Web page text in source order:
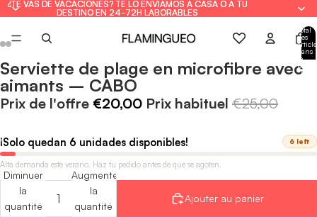
¿TE VAS DE VACACIONES? TE LO ENVIAMOS A CASA O A TU
DESTINO EN 24-72H LABORABLES
¿TE VAS DE VACACIONES? TE LO ENVIAMOS A CASA O A TU
DESTINO EN 24-72H LABORABLES
Total
des
dans
le
: 0
Ouvrir
l'image
en
Ouvrir
l'image
en
Ouvrir
l'image
en
Ouvrir
l'image
en
Ouvrir
l'image
en
Ouvrir
l'image
en
Ouvrir
l'image
en
Ouvrir
l'image
en
Serviette de plage en microfibre avec
aimants – CABO
Prix de l'offre €20,00 Prix habituel €25,00
¡Solo quedan 6 unidades disponibles! 6 left
Alta demanda este verano. Haz tu pedido antes de que se agoten.
Diminuer
la
quantité
Augmenter
la
quantité
Ajouter au panier